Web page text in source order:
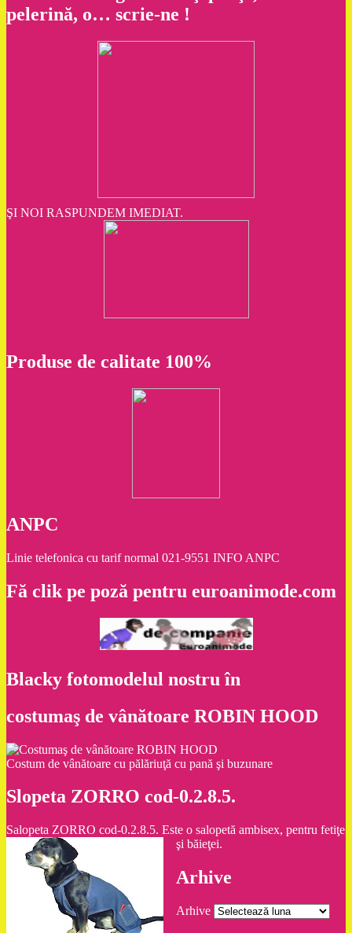
pelerină, o… scrie-ne !
ŞI NOI RASPUNDEM IMEDIAT.
Produse de calitate 100%
ANPC
Linie telefonica cu tarif normal 021-9551 INFO ANPC
Fă clik pe poză pentru euroanimode.com
Blacky fotomodelul nostru în
costumaş de vânătoare ROBIN HOOD
Costum de vânătoare cu pălăriuţă cu pană şi buzunare
Slopeta ZORRO cod-0.2.8.5.
Salopeta ZORRO cod-0.2.8.5. Este o salopetă ambisex, pentru fetiţe
şi băieţei.
Arhive
Arhive